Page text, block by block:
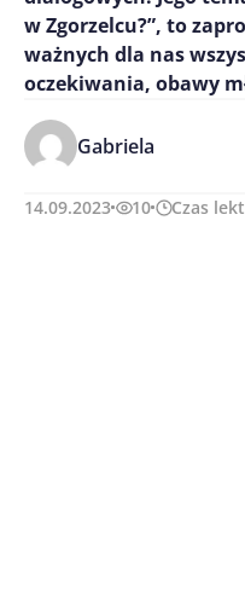
w Zgorzelcu?”, to
ważnych dla nas
oczekiwania, obawy
Gabriela
14.09.2023 10 Czas